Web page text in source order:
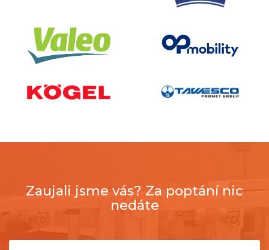
Zaujali jsme vás? Za poptání nic
nedáte